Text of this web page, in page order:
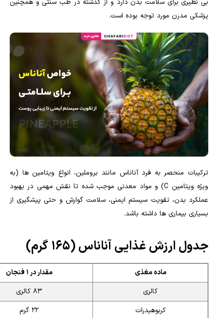
بی نظیری برای سلامت بدن دارد و از گذشته در طب سنتی و همچنین
پزشکی مدرن مورد توجه بوده است.
ترکیبات منحصر به فرد آناناس مانند بروملین، انواع ویتامین ها (به
ویژه ویتامین C) و مواد معدنی موجب شده تا نقش مهمی در بهبود
عملکرد بدن، تقویت سیستم ایمنی، سلامت گوارش و حتی پیشگیری از
بسیاری بیماری ها داشته باشد.
جدول ارزش غذایی آناناس (۱۶۵ گرم)
ماده مغذی
مقدار در ۱ فنجان
کالری
۸۳ کالری
کربوهیدرات
۲۲ گرم